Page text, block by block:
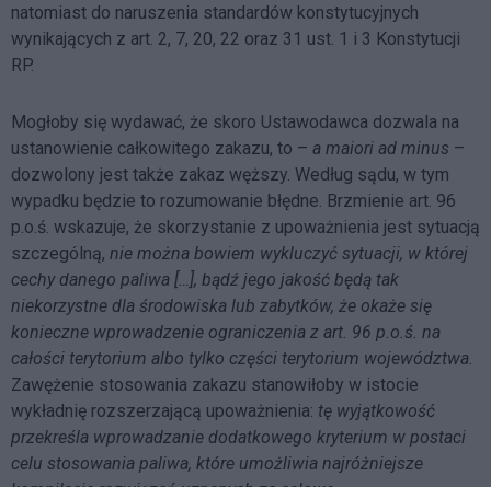
natomiast do naruszenia standardów konstytucyjnych
wynikających z art. 2, 7, 20, 22 oraz 31 ust. 1 i 3 Konstytucji
RP.
Mogłoby się wydawać, że skoro Ustawodawca dozwala na
ustanowienie całkowitego zakazu, to – a maiori ad minus –
dozwolony jest także zakaz węższy. Według sądu, w tym
wypadku będzie to rozumowanie błędne. Brzmienie art. 96
p.o.ś. wskazuje, że skorzystanie z upoważnienia jest sytuacją
szczególną, nie można bowiem wykluczyć sytuacji, w której
cechy danego paliwa […], bądź jego jakość będą tak
niekorzystne dla środowiska lub zabytków, że okaże się
konieczne wprowadzenie ograniczenia z art. 96 p.o.ś. na
całości terytorium albo tylko części terytorium województwa.
Zawężenie stosowania zakazu stanowiłoby w istocie
wykładnię rozszerzającą upoważnienia: tę wyjątkowość
przekreśla wprowadzanie dodatkowego kryterium w postaci
celu stosowania paliwa, które umożliwia najróżniejsze